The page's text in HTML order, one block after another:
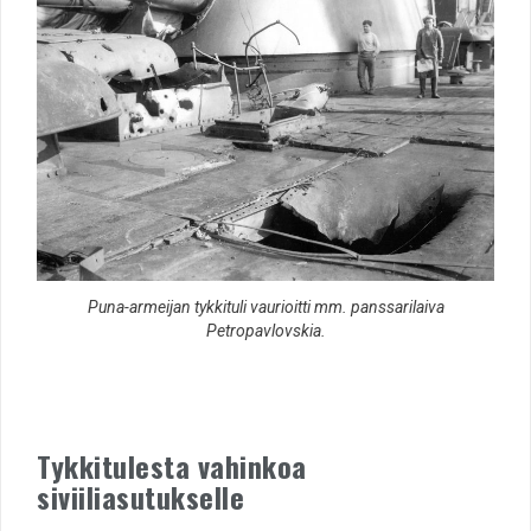
Puna-armeijan tykkituli vaurioitti mm. panssarilaiva
Petropavlovskia.
Tykkitulesta vahinkoa
siviiliasutukselle